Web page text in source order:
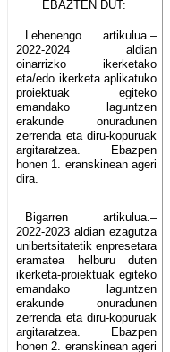
EBAZTEN DUT:
Lehenengo artikulua.–
2022-2024 aldian
oinarrizko ikerketako
eta/edo ikerketa aplikatuko
proiektuak egiteko
emandako laguntzen
erakunde onuradunen
zerrenda eta diru-kopuruak
argitaratzea. Ebazpen
honen 1. eranskinean ageri
dira.
Bigarren artikulua.–
2022-2023 aldian ezagutza
unibertsitatetik enpresetara
eramatea helburu duten
ikerketa-proiektuak egiteko
emandako laguntzen
erakunde onuradunen
zerrenda eta diru-kopuruak
argitaratzea. Ebazpen
honen 2. eranskinean ageri